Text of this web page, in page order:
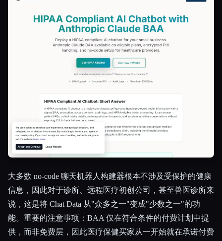
大多数 no-code 聊天机器人构建器根本不涉及受保护的健康
信息，因此对于诊所、远程医疗初创公司，甚至兽医诊所来
说，这是将 Chat Data 从"众多之一"变成"少数之一"的功
能。重要的注意事项：BAA 仅在符合条件的付费计划中提
供，而非免费层，因此医疗保健买家从一开始就在承诺付费